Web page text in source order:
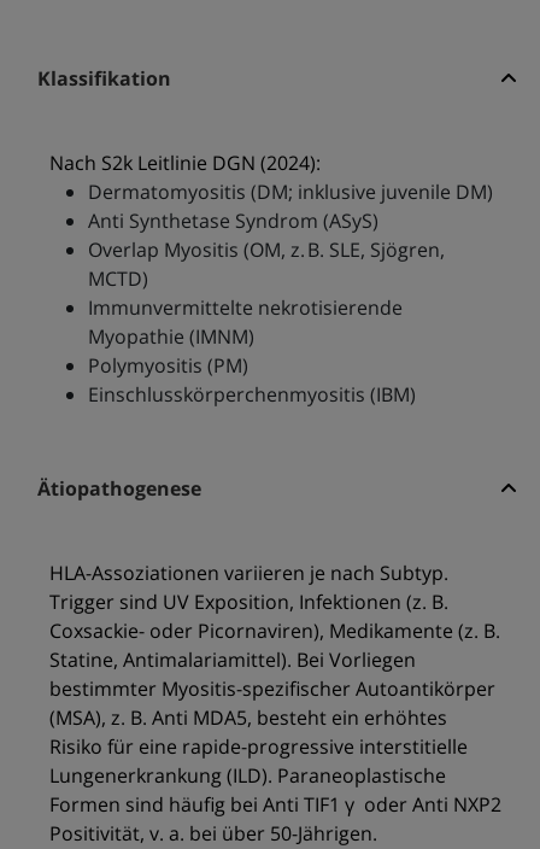
Klassifikation
Nach S2k Leitlinie DGN (2024):
Dermatomyositis (DM; inklusive juvenile DM)
Anti Synthetase Syndrom (ASyS)
Overlap Myositis (OM, z. B. SLE, Sjögren,
MCTD)
Immunvermittelte nekrotisierende
Myopathie (IMNM)
Polymyositis (PM)
Einschlusskörperchenmyositis (IBM)
Ätiopathogenese
HLA-Assoziationen variieren je nach Subtyp.
Trigger sind UV Exposition, Infektionen (z. B.
Coxsackie- oder Picornaviren), Medikamente (z. B.
Statine, Antimalariamittel). Bei Vorliegen
bestimmter Myositis-spezifischer Autoantikörper
(MSA), z. B. Anti MDA5, besteht ein erhöhtes
Risiko für eine rapide-progressive interstitielle
Lungenerkrankung (ILD). Paraneoplastische
Formen sind häufig bei Anti TIF1 γ oder Anti NXP2
Positivität, v. a. bei über 50-Jährigen.